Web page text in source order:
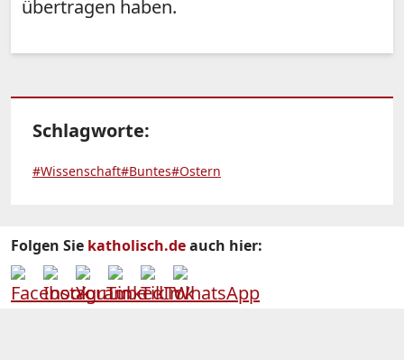
übertragen haben.
Schlagworte:
#Wissenschaft#Buntes#Ostern
Folgen Sie katholisch.deauch hier: